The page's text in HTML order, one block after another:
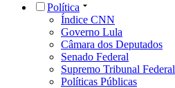
Política
Índice CNN
Governo Lula
Câmara dos Deputados
Senado Federal
Supremo Tribunal Federal
Políticas Públicas